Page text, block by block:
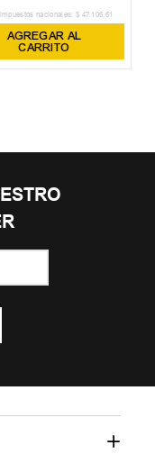
nacionales: $ 47.106,61
AGREGAR AL
CARRITO